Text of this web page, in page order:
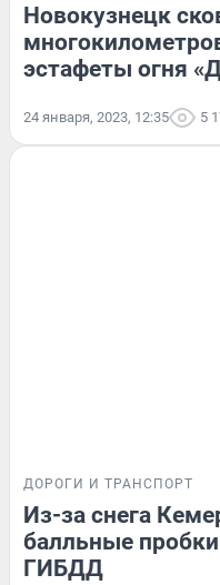
Новокузнецк
эстафеты огня
24 января, 2023, 12:35 5
ДОРОГИ И ТРАНСПОРТ
Из-за снега
балльные
ГИБДД